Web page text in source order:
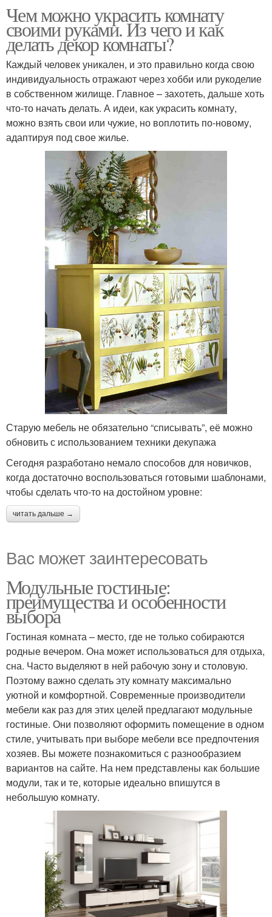
Чем можно украсить комнату
своими руками. Из чего и как
делать декор комнаты?
Каждый человек уникален, и это правильно когда свою
индивидуальность отражают через хобби или рукоделие
в собственном жилище. Главное – захотеть, дальше хоть
что-то начать делать. А идеи, как украсить комнату,
можно взять свои или чужие, но воплотить по-новому,
адаптируя под свое жилье.
Старую мебель не обязательно “списывать”, её можно
обновить с использованием техники декупажа
Сегодня разработано немало способов для новичков,
когда достаточно воспользоваться готовыми шаблонами,
чтобы сделать что-то на достойном уровне:
читать дальше →
Вас может заинтересовать
Модульные гостиные:
преимущества и особенности
выбора
Гостиная комната – место, где не только собираются
родные вечером. Она может использоваться для отдыха,
сна. Часто выделяют в ней рабочую зону и столовую.
Поэтому важно сделать эту комнату максимально
уютной и комфортной. Современные производители
мебели как раз для этих целей предлагают модульные
гостиные. Они позволяют оформить помещение в одном
стиле, учитывать при выборе мебели все предпочтения
хозяев. Вы можете познакомиться с разнообразием
вариантов на сайте. На нем представлены как большие
модули, так и те, которые идеально впишутся в
небольшую комнату.